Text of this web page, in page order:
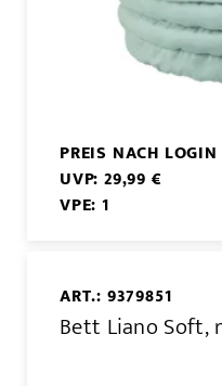
PREIS NACH LOGIN
UVP: 29,99 €
VPE: 1
ART.: 9379851
Bett Liano Soft,